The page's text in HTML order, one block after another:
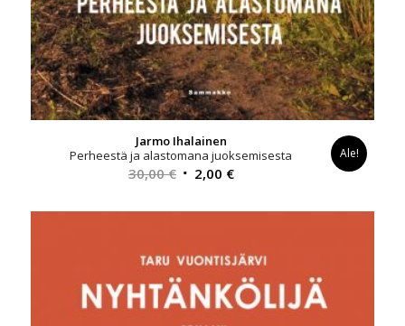
Jarmo Ihalainen
Perheestä ja alastomana juoksemisesta
30,00€ Alkuperäinen
oli:
2,00 €Nykyinen
on:
Ale!